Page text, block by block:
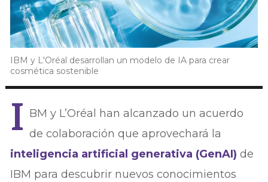
IBM y L'Oréal desarrollan un modelo de IA para crear
cosmética sostenible
I BM y L’Oréal han alcanzado un acuerdo
de colaboración que aprovechará la
inteligencia artificial generativa (GenAI)de
IBM para descubrir nuevos conocimientos